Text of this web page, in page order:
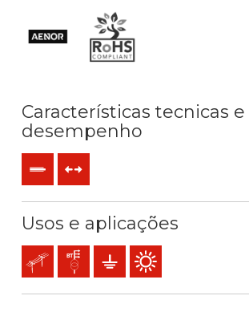
Características tecnicas e
desempenho
Usos e aplicações
Redes aéreasRedes de distribuição
Redes de terraUtilização exterior